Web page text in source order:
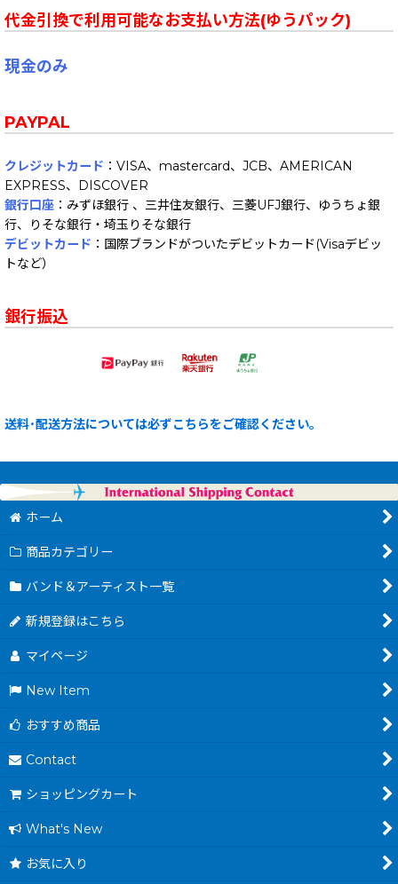
代金引換で利用可能なお支払い方法(ゆうパック)
現金のみ
PAYPAL
クレジットカード ：VISA、mastercard、JCB、AMERICAN
EXPRESS、DISCOVER
銀行口座 ：みずほ銀行 、三井住友銀行、三菱UFJ銀行、ゆうちょ銀
行、りそな銀行・埼玉りそな銀行
デビットカード ：国際ブランドがついたデビットカード(Visaデビッ
トなど）
銀行振込
送料･配送方法については必ずこちらをご確認ください。
ホーム
商品カテゴリー
バンド＆アーティスト一覧
新規登録はこちら
マイページ
New Item
おすすめ商品
Contact
ショッピングカート
What's New
お気に入り